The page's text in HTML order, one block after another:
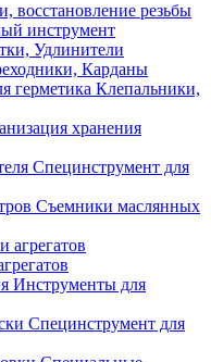
восстановление резьбы
инструмент
Удлинители
Карданы
Клепальники,
хранения
Специнструмент для
Съемники маслянных
Инструменты для
Специнструмент для